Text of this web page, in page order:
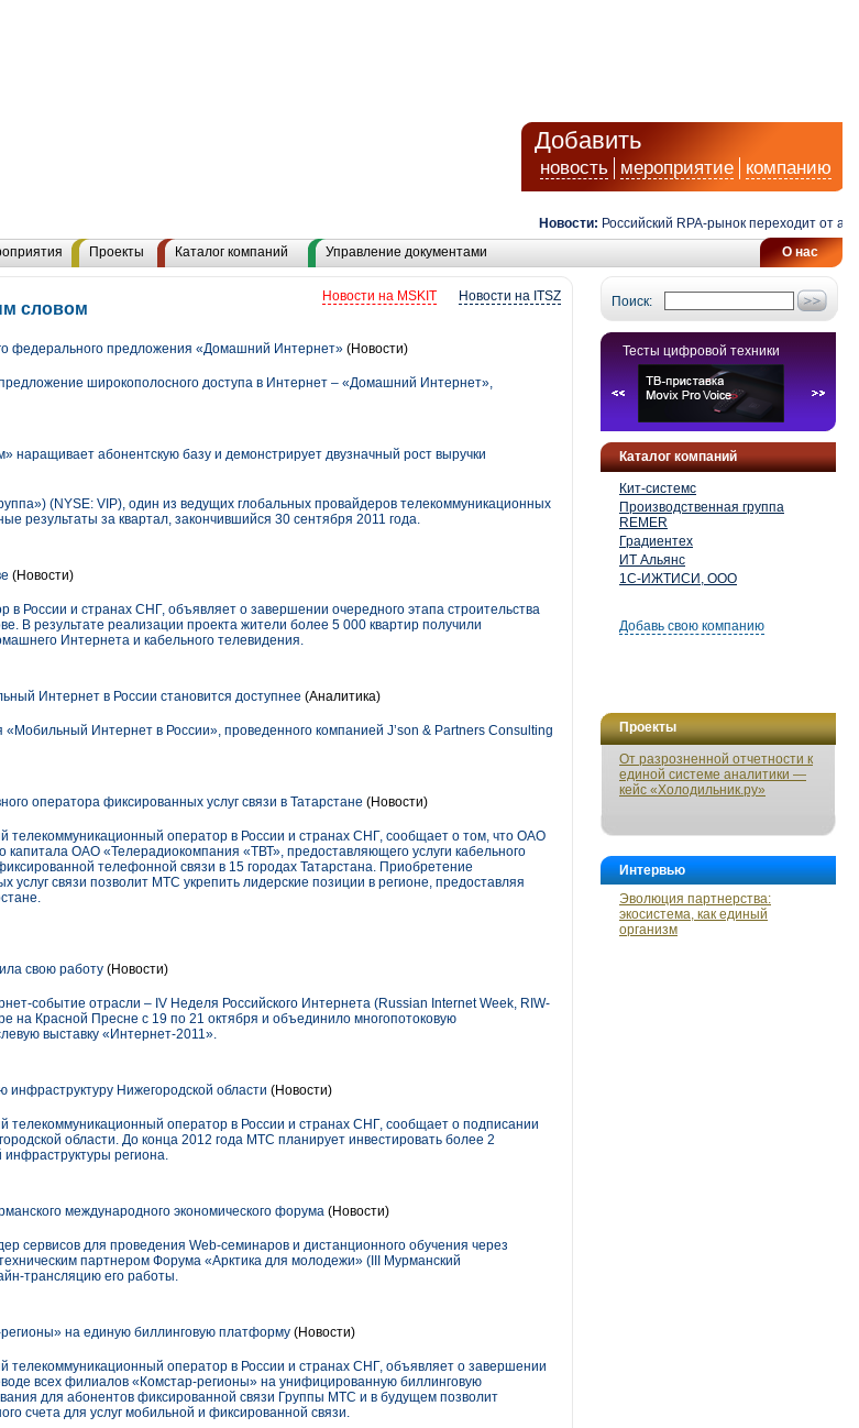
Добавить
новость мероприятие компанию
Новости: Российский RPA-рынок переходит от
О нас
Проекты Каталог компаний Управление документами
Поиск:
Тесты цифровой техники
Каталог компаний
Кит-системс
Производственная группа
REMER
Градиентех
ИТ Альянс
1С-ИЖТИСИ, ООО
Добавь свою компанию
Проекты
От разрозненной отчетности к
единой системе аналитики —
кейс «Холодильник.ру»
Интервью
Эволюция партнерства:
экосистема, как единый
организм
Новости на ITSZ
Новости на MSKIT
словом
федерального предложения «Домашний Интернет» (Новости)
широкополосного доступа в Интернет – «Домашний Интернет»,
наращивает абонентскую базу и демонстрирует двузначный рост выручки
(NYSE: VIP), один из ведущих глобальных провайдеров телекоммуникационных
результаты за квартал, закончившийся 30 сентября 2011 года.
(Новости)
России и странах СНГ, объявляет о завершении очередного этапа строительства
В результате реализации проекта жители более 5 000 квартир получили
Интернета и кабельного телевидения.
Интернет в России становится доступнее (Аналитика)
Интернет в России», проведенного компанией J’son & Partners Consulting
оператора фиксированных услуг связи в Татарстане (Новости)
оператор в России и странах СНГ, сообщает о том, что ОАО
ОАО «Телерадиокомпания «ТВТ», предоставляющего услуги кабельного
телефонной связи в 15 городах Татарстана. Приобретение
услуг связи позволит МТС укрепить лидерские позиции в регионе, предоставляя
свою работу (Новости)
событие отрасли – IV Неделя Российского Интернета (Russian Internet Week, RIW-
на Красной Пресне с 19 по 21 октября и объединило многопотоковую
выставку «Интернет-2011».
Нижегородской области (Новости)
оператор в России и странах СНГ, сообщает о подписании
области. До конца 2012 года МТС планирует инвестировать более 2
региона.
международного экономического форума (Новости)
сервисов для проведения Web-семинаров и дистанционного обучения через
партнером Форума «Арктика для молодежи» (III Мурманский
трансляцию его работы.
на единую биллинговую платформу (Новости)
оператор в России и странах СНГ, объявляет о завершении
всех филиалов «Комстар-регионы» на унифицированную биллинговую
для абонентов фиксированной связи Группы МТС и в будущем позволит
счета для услуг мобильной и фиксированной связи.